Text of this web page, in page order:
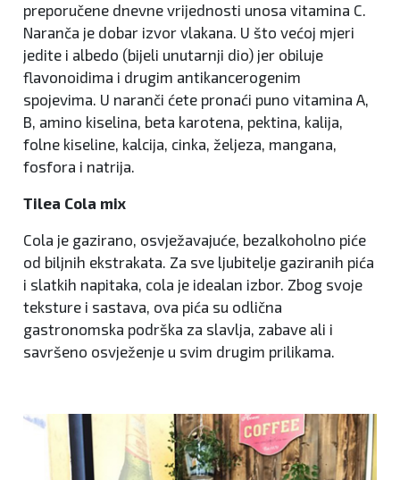
preporučene dnevne vrijednosti unosa vitamina C.
Naranča je dobar izvor vlakana. U što većoj mjeri
jedite i albedo (bijeli unutarnji dio) jer obiluje
flavonoidima i drugim antikancerogenim
spojevima. U naranči ćete pronaći puno vitamina A,
B, amino kiselina, beta karotena, pektina, kalija,
folne kiseline, kalcija, cinka, željeza, mangana,
fosfora i natrija.
Tilea Cola mix
Cola je gazirano, osvježavajuće, bezalkoholno piće
od biljnih ekstrakata. Za sve ljubitelje gaziranih pića
i slatkih napitaka, cola je idealan izbor. Zbog svoje
teksture i sastava, ova pića su odlična
gastronomska podrška za slavlja, zabave ali i
savršeno osvježenje u svim drugim prilikama.